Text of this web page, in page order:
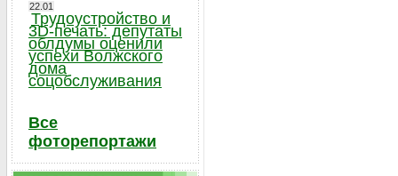
22.01
Трудоустройство и
3D-печать: депутаты
облдумы оценили
успехи Волжского
дома
соцобслуживания
Все
фоторепортажи